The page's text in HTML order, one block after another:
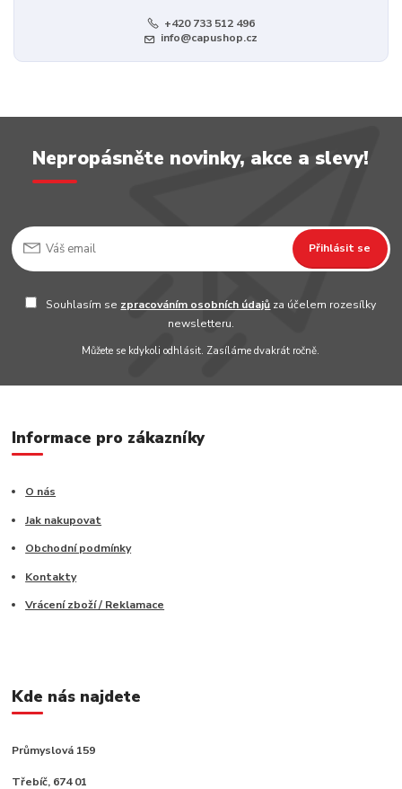
+420 733 512 496
info@capushop.cz
Nepropásněte novinky, akce a slevy!
Přihlásit se
Souhlasím se zpracováním osobních údajů za účelem rozesílky
newsletteru.
Můžete se kdykoli odhlásit. Zasíláme dvakrát ročně.
Informace pro zákazníky
O nás
Jak nakupovat
Obchodní podmínky
Kontakty
Vrácení zboží / Reklamace
Kde nás najdete
Průmyslová 159
Třebíč, 674 01